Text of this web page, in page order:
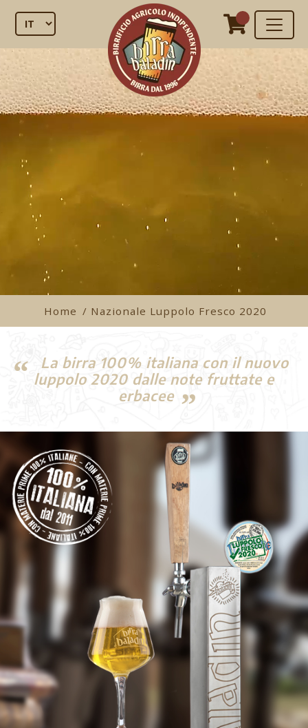
Home / Nazionale Luppolo Fresco 2020
La birra 100% italiana con il nuovo
luppolo 2020 dalle note fruttate e
erbacee